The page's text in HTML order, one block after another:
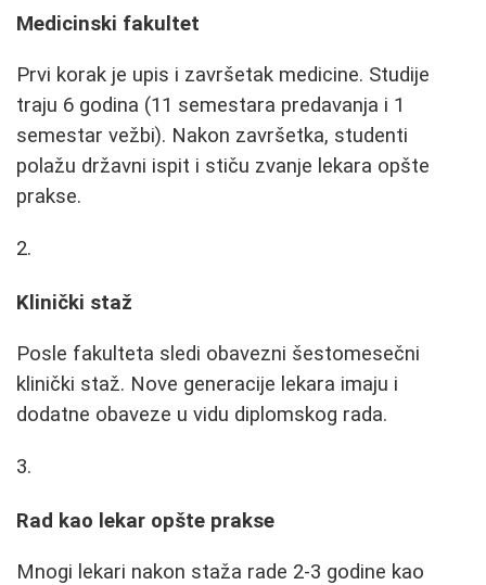
Medicinski fakultet
Prvi korak je upis i završetak medicine. Studije
traju 6 godina (11 semestara predavanja i 1
semestar vežbi). Nakon završetka, studenti
polažu državni ispit i stiču zvanje lekara opšte
prakse.
Klinički staž
Posle fakulteta sledi obavezni šestomesečni
klinički staž. Nove generacije lekara imaju i
dodatne obaveze u vidu diplomskog rada.
Rad kao lekar opšte prakse
Mnogi lekari nakon staža rade 2-3 godine kao